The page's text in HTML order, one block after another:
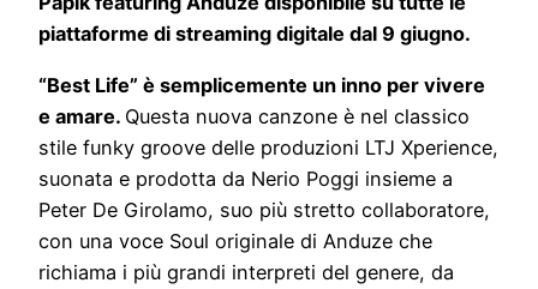
piattaforme di streaming digitale dal 9 giugno.
“Best Life” è semplicemente un inno per vivere
e amare. Questa nuova canzone è nel classico
stile funky groove delle produzioni LTJ Xperience,
suonata e prodotta da Nerio Poggi insieme a
Peter De Girolamo, suo più stretto collaboratore,
con una voce Soul originale di Anduze che
richiama i più grandi interpreti del genere, da